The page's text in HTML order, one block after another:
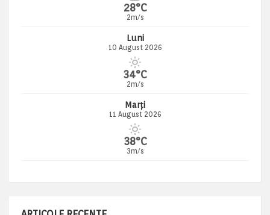
28°C
2m/s
Luni
10 August 2026
34°C
2m/s
Marți
11 August 2026
38°C
3m/s